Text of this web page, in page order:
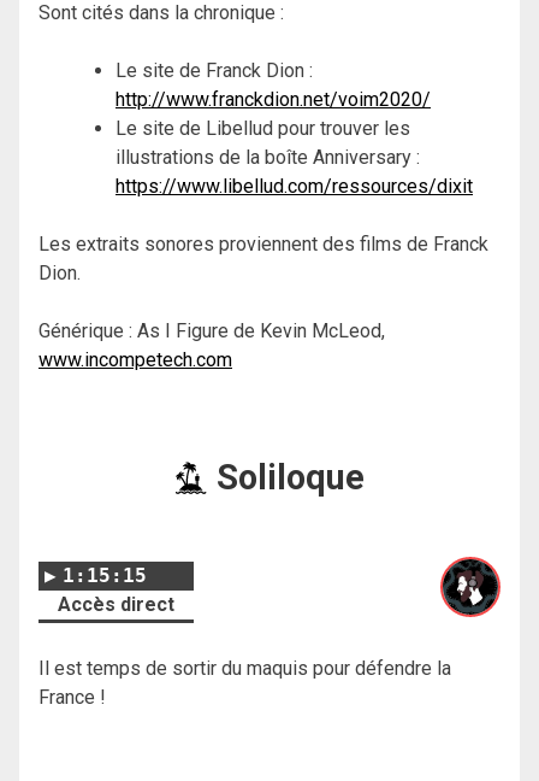
Sont cités dans la chronique :
Le site de Franck Dion :
http://www.franckdion.net/voim2020/
Le site de Libellud pour trouver les
illustrations de la boîte Anniversary :
https://www.libellud.com/ressources/dixit
Les extraits sonores proviennent des films de Franck
Dion.
Générique : As I Figure de Kevin McLeod,
www.incompetech.com
Soliloque
1:15:15
Accès direct
Il est temps de sortir du maquis pour défendre la
France !